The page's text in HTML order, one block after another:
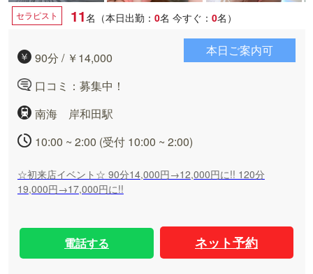
セラピスト 11名（本日出勤： 0名 今すぐ： 0名）
90分 / ￥14,000
口コミ：募集中！
南海 岸和田駅
10:00 ~ 2:00 (受付 10:00 ~ 2:00)
本日ご案内可
☆初来店イベント☆ 90分14,000円→12,000円に!! 120分
19,000円→17,000円に!!
電話する ネット予約